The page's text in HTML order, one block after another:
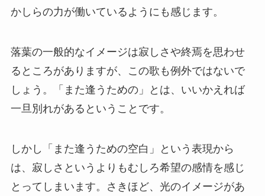
かしらの力が働いているようにも感じます。
落葉の一般的なイメージは寂しさや終焉を思わせ
るところがありますが、この歌も例外ではないで
しょう。「また逢うための」とは、いいかえれば
一旦別れがあるということです。
しかし「また逢うための空白」という表現から
は、寂しさというよりもむしろ希望の感情を感じ
とってしまいます。さきほど、光のイメージがあ